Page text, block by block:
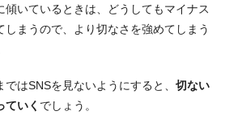
傾いているときは、どうしてもマイナス
しまうので、より切なさを強めてしまう
はSNSを見ないようにすると、 切ない
ていく でしょう。